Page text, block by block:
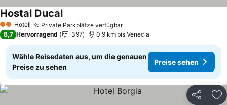
2 Sterne
Hotel Private Parkplätze verfügbarPreise sehen
Hostal DucalPreise sehen
8,7 Hervorragend 397 0.9 km bis Venecia
Wähle Reisedaten aus, um die genauen
Preise zu sehen
Preise sehen
Teilen